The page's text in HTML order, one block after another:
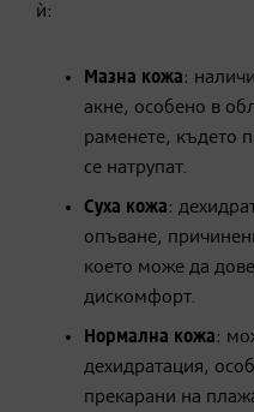
ѝ:
Мазна кожа:
акне, особено в
раменете, където
се натрупат.
Суха кожа:
опъване,
което може да
дискомфорт.
Нормална кожа:
дехидратация,
прекарани на